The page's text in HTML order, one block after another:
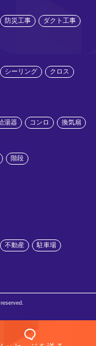
防災工事 ダクト工事
シーリング クロス
湯器 コンロ 換気扇
階段
不動産 駐車場